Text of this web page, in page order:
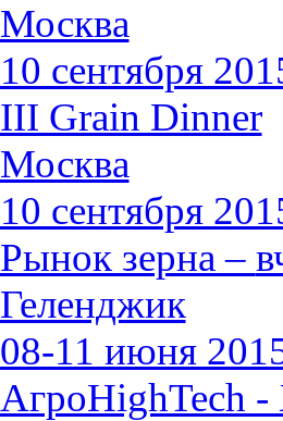
Москва
10 сентября
III Grain Dinner
Москва
10 сентября
Рынок зерна –
Геленджик
08-11 июня
АгроHighTech